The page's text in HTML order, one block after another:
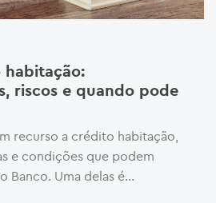
habitação:
riscos e quando pode
recurso a crédito habitação,
e condições que podem
Banco. Uma delas é...